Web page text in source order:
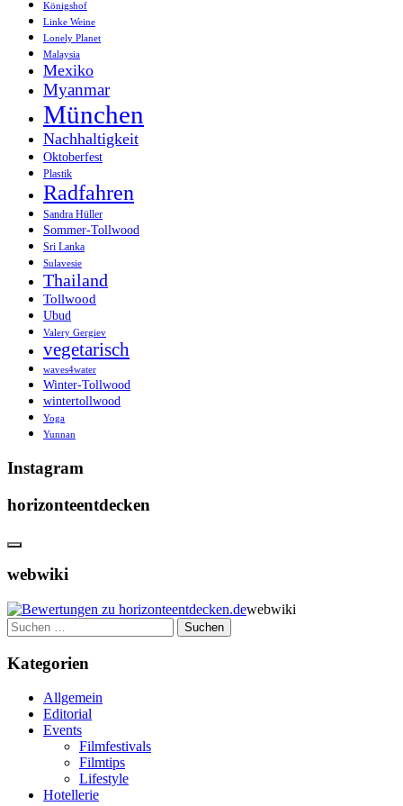
Königshof
Linke Weine
Lonely Planet
Malaysia
Mexiko
Myanmar
München
Nachhaltigkeit
Oktoberfest
Plastik
Radfahren
Sandra Hüller
Sommer-Tollwood
Sri Lanka
Sulavesie
Thailand
Tollwood
Ubud
Valery Gergiev
vegetarisch
waves4water
Winter-Tollwood
wintertollwood
Yoga
Yunnan
Instagram
horizonteentdecken
webwiki
webwiki
Suchen
nach:
Kategorien
Allgemein
Editorial
Events
Filmfestivals
Filmtips
Lifestyle
Hotellerie